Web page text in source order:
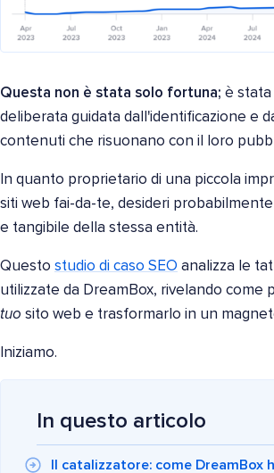
Questa non è stata solo fortuna; è stata
deliberata guidata dall'identificazione e
contenuti che risuonano con il loro
In quanto proprietario di una piccola
siti web fai-da-te, desideri
e tangibile della stessa entità.
Questo studio di caso SEO analizza le
utilizzate da DreamBox, rivelando come
tuo sito web e trasformarlo in un
Iniziamo.
In questo articolo
Il catalizzatore: come DreamBox